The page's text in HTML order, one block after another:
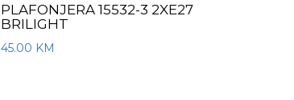
PLAFONJERA 15532-3 2XE27
BRILIGHT
45.00 KM